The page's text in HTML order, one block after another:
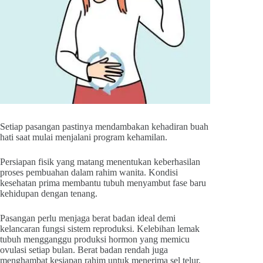
Setiap pasangan pastinya mendambakan kehadiran buah
hati saat mulai menjalani program kehamilan.
Persiapan fisik yang matang menentukan keberhasilan
proses pembuahan dalam rahim wanita. Kondisi
kesehatan prima membantu tubuh menyambut fase baru
kehidupan dengan tenang.
Pasangan perlu menjaga berat badan ideal demi
kelancaran fungsi sistem reproduksi. Kelebihan lemak
tubuh mengganggu produksi hormon yang memicu
ovulasi setiap bulan. Berat badan rendah juga
menghambat kesiapan rahim untuk menerima sel telur.